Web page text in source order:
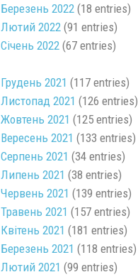
Березень 2022(18 entries)
Лютий 2022(91 entries)
Січень 2022(67 entries)
Грудень 2021 (117 entries)
Листопад 2021 (126 entries)
Жовтень 2021 (125 entries)
Вересень 2021 (133 entries)
Серпень 2021 (34 entries)
Липень 2021 (38 entries)
Червень 2021 (139 entries)
Травень 2021 (157 entries)
Квітень 2021 (181 entries)
Березень 2021 (118 entries)
Лютий 2021 (99 entries)